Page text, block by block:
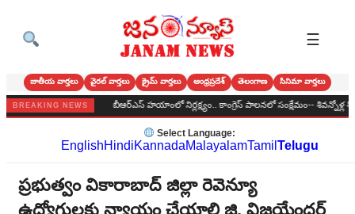
☰
జాతీయ వార్తలు వైరల్ వార్తలు క్రైమ్ వార్తలు ఆంధ్రప్రదేశ్ తెలంగాణ సినిమా వార్తలు
BREAKING NEWS
పండుగ బీఆర్‌ఎస్‌ హయాంలో నిర్లక్ష్యం.. కాంగ్రెస్‌ పాలనలో సంక్షేమం-- శివన్నోళ్ల శివకుమార్
Select Language:
EnglishHindiKannadaMalayalamTamil Telugu
ప్రభుత్వం వికారాబాద్ జిల్లా రెవెన్యూ
ఉద్యోగులకు న్యాయం చేయాలి జి. విజయేందర్